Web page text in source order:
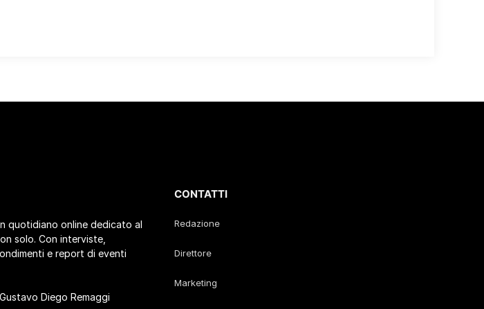
quotidiano online dedicato al
solo. Con interviste,
e report di eventi
Diego Remaggi
CONTATTI
Redazione
Direttore
Marketing